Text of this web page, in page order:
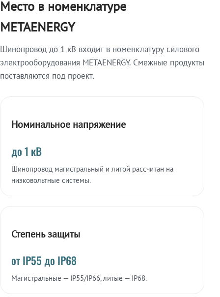
Место в номенклатуре
METAENERGY
Шинопровод до 1 кВ входит в номенклатуру силового
электрооборудования METAENERGY. Смежные продукты
поставляются под проект.
Номинальное напряжение
до 1 кВ
Шинопровод магистральный и литой рассчитан на
низковольтные системы.
Степень защиты
от IP55 до IP68
Магистральные — IP55/IP66, литые — IP68.